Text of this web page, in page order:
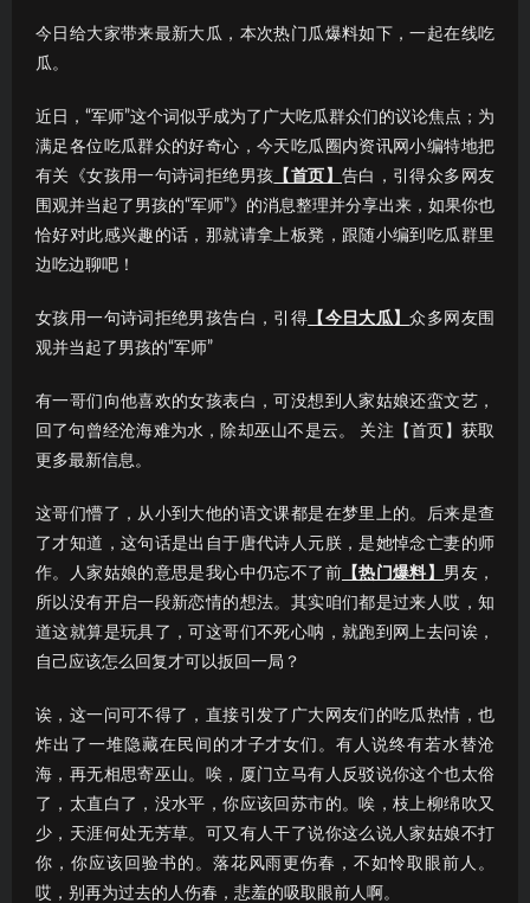
今日给大家带来最新大瓜，本次热门瓜爆料如下，一起在线吃
瓜。
近日，“军师”这个词似乎成为了广大吃瓜群众们的议论焦点；为
满足各位吃瓜群众的好奇心，今天吃瓜圈内资讯网小编特地把
有关《女孩用一句诗词拒绝男孩 【首页】 告白，引得众多网友
围观并当起了男孩的“军师”》的消息整理并分享出来，如果你也
恰好对此感兴趣的话，那就请拿上板凳，跟随小编到吃瓜群里
边吃边聊吧！
女孩用一句诗词拒绝男孩告白，引得 【今日大瓜】众多网友围
观并当起了男孩的“军师”
有一哥们向他喜欢的女孩表白，可没想到人家姑娘还蛮文艺，
回了句曾经沧海难为水，除却巫山不是云。 关注【首页】获取
更多最新信息。
这哥们懵了，从小到大他的语文课都是在梦里上的。后来是查
了才知道，这句话是出自于唐代诗人元朕，是她悼念亡妻的师
作。人家姑娘的意思是我心中仍忘不了前【热门爆料】 男友，
所以没有开启一段新恋情的想法。其实咱们都是过来人哎，知
道这就算是玩具了，可这哥们不死心呐，就跑到网上去问诶，
自己应该怎么回复才可以扳回一局？
诶，这一问可不得了，直接引发了广大网友们的吃瓜热情，也
炸出了一堆隐藏在民间的才子才女们。有人说终有若水替沧
海，再无相思寄巫山。唉，厦门立马有人反驳说你这个也太俗
了，太直白了，没水平，你应该回苏市的。唉，枝上柳绵吹又
少，天涯何处无芳草。可又有人干了说你这么说人家姑娘不打
你，你应该回验书的。落花风雨更伤春，不如怜取眼前人。
哎，别再为过去的人伤春，悲羞的吸取眼前人啊。